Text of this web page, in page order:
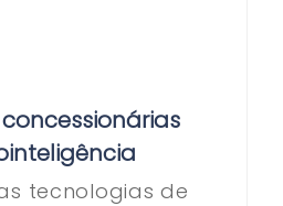
tecnologias de